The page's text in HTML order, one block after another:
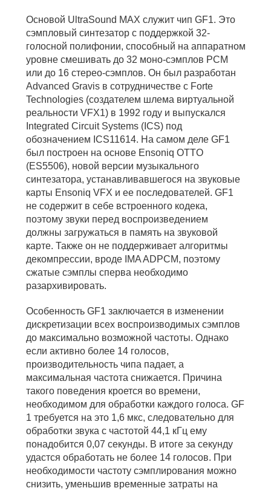
Основой UltraSound MAX служит чип GF1. Это
сэмпловый синтезатор с поддержкой 32-
голосной полифонии, способный на аппаратном
уровне смешивать до 32 моно-сэмплов PCM
или до 16 стерео-сэмплов. Он был разработан
Advanced Gravis в сотрудничестве с Forte
Technologies (создателем шлема виртуальной
реальности VFX1) в 1992 году и выпускался
Integrated Circuit Systems (ICS) под
обозначением ICS11614. На самом деле GF1
был построен на основе Ensoniq OTTO
(ES5506), новой версии музыкального
синтезатора, устанавливавшегося на звуковые
карты Ensoniq VFX и ее последователей. GF1
не содержит в себе встроенного кодека,
поэтому звуки перед воспроизведением
должны загружаться в память на звуковой
карте. Также он не поддерживает алгоритмы
декомпрессии, вроде IMA ADPCM, поэтому
сжатые сэмплы сперва необходимо
разархивировать.
Особенность GF1 заключается в изменении
дискретизации всех воспроизводимых сэмплов
до максимально возможной частоты. Однако
если активно более 14 голосов,
производительность чипа падает, а
максимальная частота снижается. Причина
такого поведения кроется во времени,
необходимом для обработки каждого голоса. GF
1 требуется на это 1,6 мкс, следовательно для
обработки звука с частотой 44,1 кГц ему
понадобится 0,07 cекунды. В итоге за секунду
удастся обработать не более 14 голосов. При
необходимости частоту сэмплирования можно
снизить, уменьшив временные затраты на